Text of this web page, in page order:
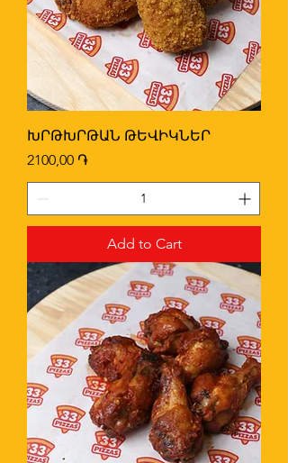
ԽՐԹԽՐԹԱՆ ԹԵՎԻԿՆԵՐ
Price
2100,00 ֏
Add to Cart